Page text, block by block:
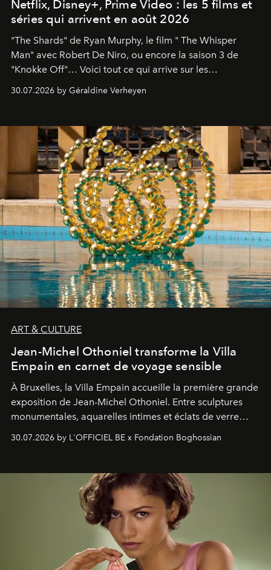
Netflix, Disney+, Prime Video : les 5 films et
séries qui arrivent en août 2026
"The Shards" de Ryan Murphy, le film " The Whisper
Man" avec Robert De Niro, ou encore la saison 3 de
"Knokke Off"… Voici tout ce qui arrive sur les
plateformes de streaming en août 2026.
30.07.2026 by Géraldine Verheyen
ART & CULTURE
Jean-Michel Othoniel transforme la Villa
Empain en carnet de voyage sensible
À Bruxelles, la Villa Empain accueille la première grande
exposition de Jean-Michel Othoniel. Entre sculptures
monumentales, aquarelles intimes et éclats de verre
soufflé, l’artiste français compose un itinéraire
émotionnel où chaque œuvre devient le souvenir
émerveillement.
30.07.2026 by L'OFFICIEL BE x Fondation Boghossian